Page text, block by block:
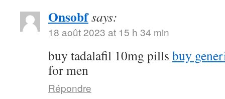
Onsobfsays:
18 août 2023 at 15 h 34 min
buy tadalafil 10mg pills buy
for men
Répondre